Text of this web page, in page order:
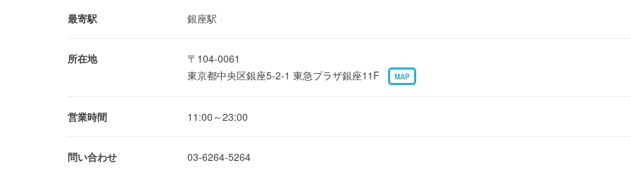
最寄駅 銀座駅
所在地
〒104-0061
東京都中央区銀座5-2-1 東急プラザ銀座11F
MAP
営業時間 11:00～23:00
問い合わせ 03-6264-5264